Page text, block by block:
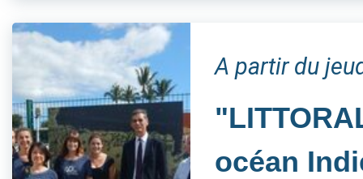
A partir du
océan